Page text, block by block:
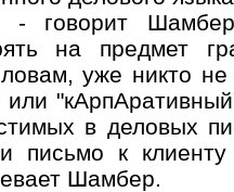
- говорит
на предмет
уже никто
или
в деловых
письмо к
Шамбер.